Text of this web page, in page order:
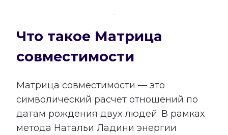
Что такое Матрица
совместимости
Матрица совместимости — это
символический расчет отношений по
датам рождения двух людей. В рамках
метода Натальи Ладини энергии